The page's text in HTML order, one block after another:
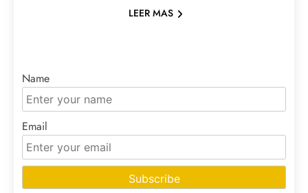
LEER MAS
Name
Email